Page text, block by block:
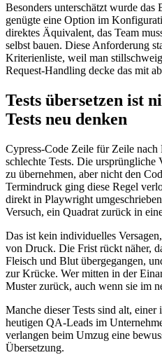
Besonders unterschätzt wurde
genügte eine Option im
direktes Äquivalent, das Team
selbst bauen. Diese Anforderung
Kriterienliste, weil man
Request-Handling decke das mit
Tests übersetzen ist
Tests neu denken
Cypress-Code Zeile für Zeile
schlechte Tests. Die
zu übernehmen, aber nicht den
Termindruck ging diese Regel
direkt in Playwright
Versuch, ein Quadrat zurück in
Das ist kein individuelles
von Druck. Die Frist rückt näher,
Fleisch und Blut übergegangen,
zur Krücke. Wer mitten in der
Muster zurück, auch wenn sie im
Manche dieser Tests sind alt,
heutigen QA-Leads im
verlangen beim Umzug eine
Übersetzung.